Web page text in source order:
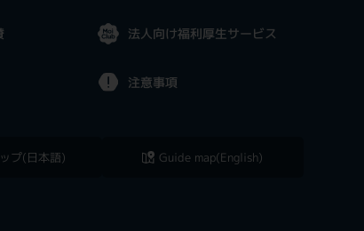
法人向け福利厚生サービス
注意事項
プ(日本語) Guide map(English)